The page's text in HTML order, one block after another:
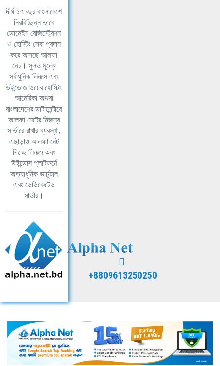
দীর্ঘ ১৭ বছর বাংলাদেশে
নিরবিচ্ছিন্ন ভাবে
ডোমেইন রেজিস্ট্রেশন
ও হোস্টিং সেবা প্রদান
করে আসছে আলফা
নেট। সুলভ মূল্যে
সর্বাধুনিক লিনাক্স এবং
উইন্ডোজ ওয়েব হোস্টিং
আমেরিকা অথবা
বাংলাদেশের ডাটাসেন্টারে
আলফা নেটের নিজস্ব
সার্ভারে রাখার ব্যবস্থা,
এছাড়াও আলফা নেট
দিচ্ছে লিনাক্স এবং
উইন্ডোস প্লাটফর্মে
অত্যাধুনিক ভার্চুয়াল
এবং ডেডিকেটেড
সার্ভার।
+8809613250250